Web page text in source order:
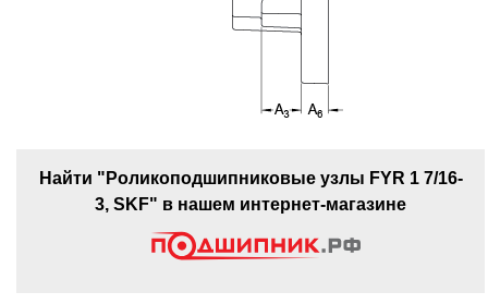
Найти "Роликоподшипниковые узлы FYR 1 7/16-
3, SKF" в нашем интернет-магазине